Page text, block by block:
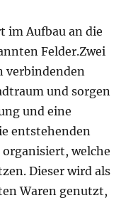
im Aufbau an die
Felder.Zwei
verbindenden
und sorgen
und eine
entstehenden
welche
Dieser wird als
Waren genutzt,